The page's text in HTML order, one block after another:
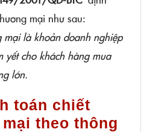
mại như sau:
mại là khoản doanh nghiệp
yết cho khách hàng mua
lớn.
toán chiết
theo thông